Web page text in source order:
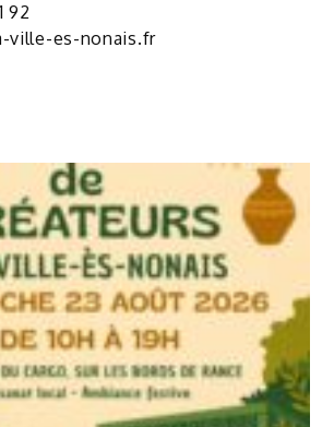
92
ville-es-nonais.fr